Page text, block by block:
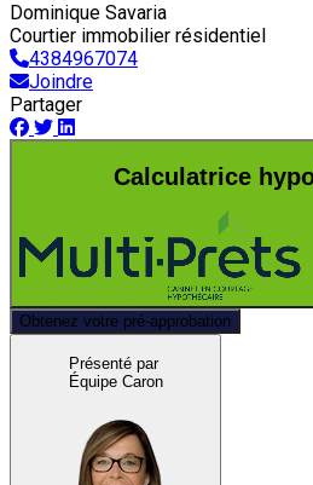
Dominique Savaria
Courtier immobilier résidentiel
4384967074
Joindre
Partager
Calculatrice
Obtenez votre pré-approbation
Présenté par
Équipe Caron